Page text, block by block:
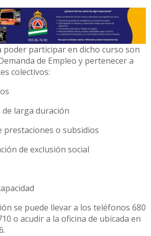
poder participar en dicho curso son
de Empleo y pertenecer a
colectivos:
de larga duración
prestaciones o subsidios
de exclusión social
se puede llevar a los teléfonos 680
o acudir a la oficina de ubicada en